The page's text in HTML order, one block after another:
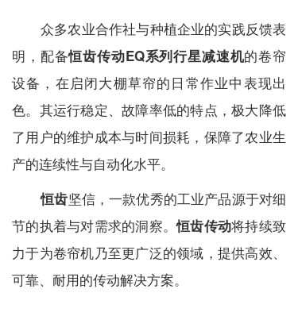
众多农业合作社与种植企业的实践反馈表
明，配备恒齿传动EQ系列行星减速机的卷帘
设备，在启闭大棚草帘的日常作业中表现出
色。其运行稳定、故障率低的特点，极大降低
了用户的维护成本与时间损耗，保障了农业生
产的连续性与自动化水平。
恒齿坚信，一款优秀的工业产品源于对细
节的执着与对需求的洞察。恒齿传动将持续致
力于为卷帘机乃至更广泛的领域，提供高效、
可靠、耐用的传动解决方案。